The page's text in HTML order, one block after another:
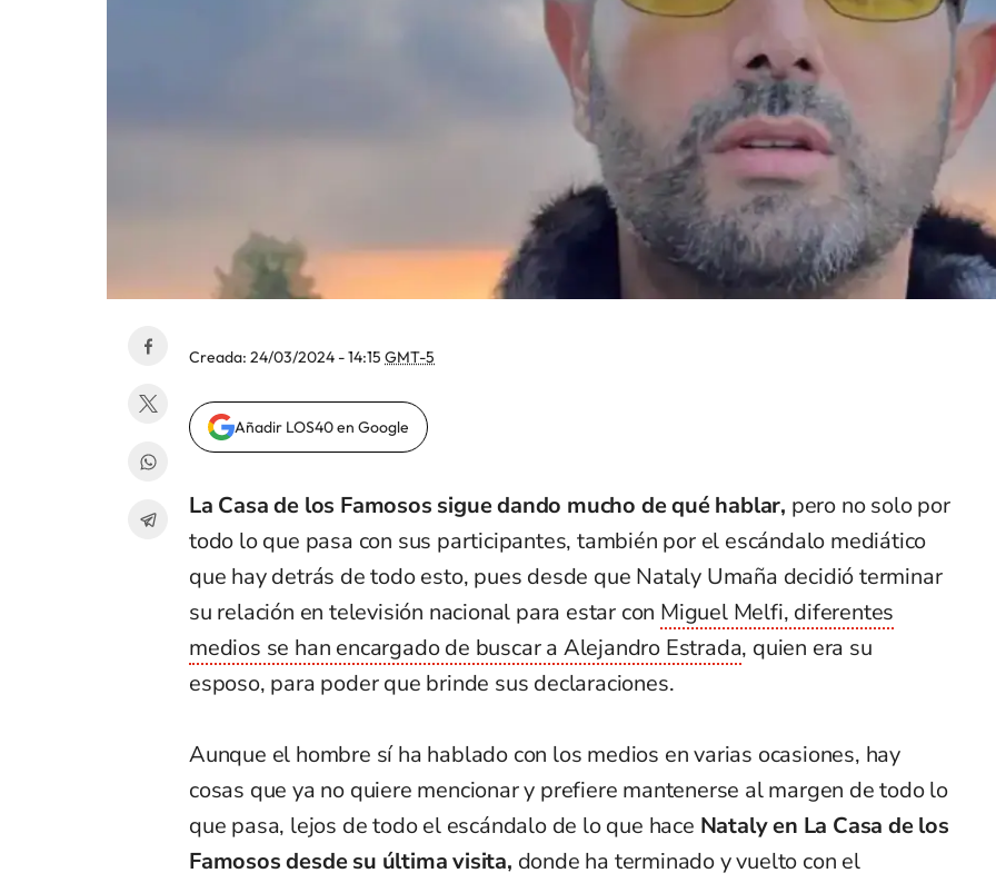
Creada: 24/03/2024 - 14:15 GMT-5
Añadir LOS40 en Google
La Casa de los Famosos sigue dando mucho de qué hablar, pero no solo por
todo lo que pasa con sus participantes, también por el escándalo mediático
que hay detrás de todo esto, pues desde que Nataly Umaña decidió terminar
su relación en televisión nacional para estar con Miguel Melfi, diferentes
medios se han encargado de buscar a Alejandro Estrada, quien era su
esposo, para poder que brinde sus declaraciones.
Aunque el hombre sí ha hablado con los medios en varias ocasiones, hay
cosas que ya no quiere mencionar y prefiere mantenerse al margen de todo lo
que pasa, lejos de todo el escándalo de lo que hace Nataly en La Casa de los
Famosos desde su última visita, donde ha terminado y vuelto con el